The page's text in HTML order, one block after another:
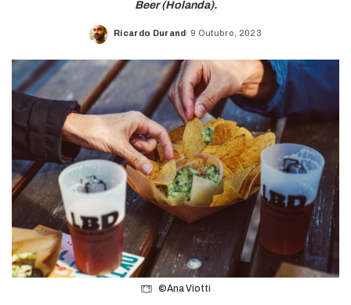
Beer (Holanda).
Posted
Ricardo Durand 9 Outubro, 2023
©Ana Viotti